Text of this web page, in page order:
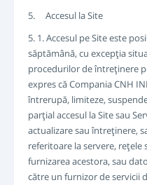
5. Accesul la Site
5. 1. Accesul pe Site este
săptămână, cu excepţia
procedurilor de întreţinere
expres că Compania CNH
întrerupă, limiteze,
parţial accesul la Site sau
actualizare sau întreţinere,
referitoare la servere,
furnizarea acestora, sau
către un furnizor de servicii